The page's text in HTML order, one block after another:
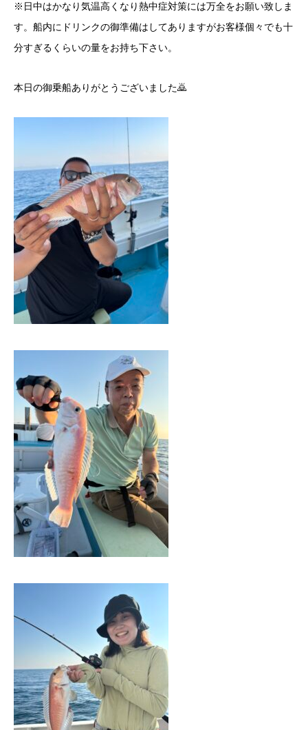
※日中はかなり気温高くなり熱中症対策には万全をお願い致しま
す。船内にドリンクの御準備はしてありますがお客様個々でも十
分すぎるくらいの量をお持ち下さい。
本日の御乗船ありがとうございました🙇